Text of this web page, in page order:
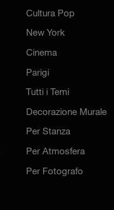
Cultura Pop
New York
Cinema
Parigi
Tutti i Temi
Decorazione Murale
Per Stanza
Per Atmosfera
Per Fotografo